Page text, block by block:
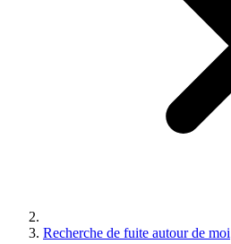
Recherche de fuite autour de moi